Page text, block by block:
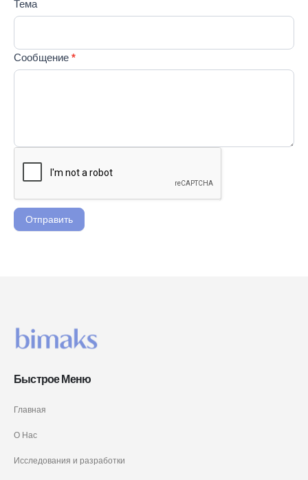
Тема
Сообщение *
Отправить
Быстрое Меню
Главная
О Нас
Исследования и разработки